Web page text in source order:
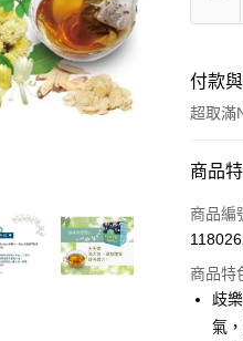
付款
超取滿
付款
全家線
運送
商品
商品編
商品特
歧
氣